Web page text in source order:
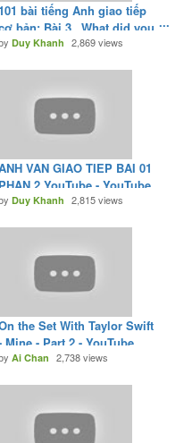
bài tiếng Anh giao tiếp
bản: Bài 3_ What did you
- YouTube
Duy Khanh 2,869 views
VAN GIAO TIEP BAI 01
PHAN 2 YouTube - YouTube
Duy Khanh 2,815 views
the Set With Taylor Swift
Mine - Part 2 - YouTube
Ai Chan 2,738 views